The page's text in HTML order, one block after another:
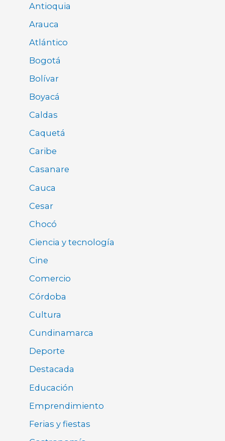
Antioquia
Arauca
Atlántico
Bogotá
Bolívar
Boyacá
Caldas
Caquetá
Caribe
Casanare
Cauca
Cesar
Chocó
Ciencia y tecnología
Cine
Comercio
Córdoba
Cultura
Cundinamarca
Deporte
Destacada
Educación
Emprendimiento
Ferias y fiestas